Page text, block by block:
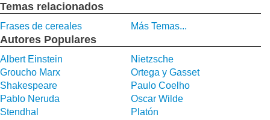
Temas relacionados
Frases de cereales Más Temas...
Autores Populares
Albert Einstein
Nietzsche
Groucho Marx
Ortega y Gasset
Shakespeare
Paulo Coelho
Pablo Neruda
Oscar Wilde
Stendhal
Platón